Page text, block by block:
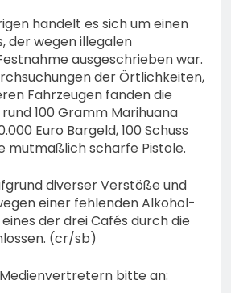
handelt es sich um einen
der wegen illegalen
ausgeschrieben war.
der Örtlichkeiten,
Fahrzeugen fanden die
100 Gramm Marihuana
Euro Bargeld, 100 Schuss
mutmaßlich scharfe Pistole.
diverser Verstöße und
einer fehlenden Alkohol-
der drei Cafés durch die
(cr/sb)
bitte an: